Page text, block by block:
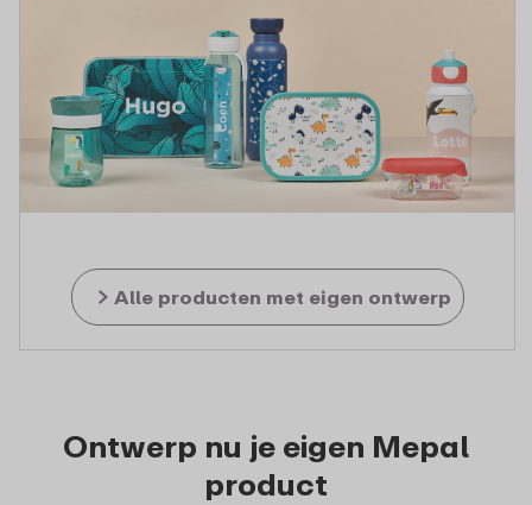
Alle producten met eigen ontwerp
Ontwerp nu je eigen Mepal
product